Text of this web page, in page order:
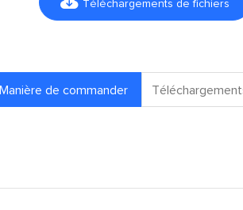
Téléchargements de fichiers
Manière de commander